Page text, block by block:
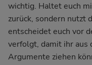
wichtig. Haltet euch
zurück, sondern nutzt
entscheidet euch vor
verfolgt, damit ihr aus
Argumente ziehen